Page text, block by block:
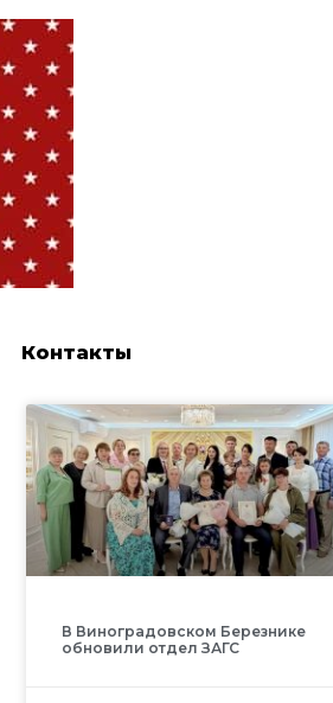
Контакты
В Виноградовском Березнике
обновили отдел ЗАГС